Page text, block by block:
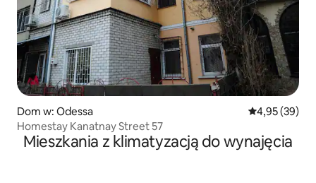
Dom w: Odessa Średnia
4,95 (39)
Homestay Kanatnay Street 57
Mieszkania z klimatyzacją do wynajęcia